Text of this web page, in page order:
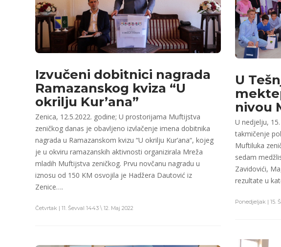
U
nivou
U nedjelju,
takmičenje
Muftiluka
sedam
Zavidovići,
rezultate u
Ponedjeljak | 15.
Izvučeni dobitnici nagrada
Ramazanskog kviza “U
okrilju Kur’ana”
Zenica, 12.5.2022. godine; U prostorijama Muftijstva
zeničkog danas je obavljeno izvlačenje imena dobitnika
nagrada u Ramazanskom kvizu “U okrilju Kur’ana“, kojeg
je u okviru ramazanskih aktivnosti organizirala Mreža
mladih Muftijstva zeničkog. Prvu novčanu nagradu u
iznosu od 150 KM osvojila je Hadžera Dautović iz
Zenice….
Četvrtak | 11. Ševval 1443 \ 12. Maj 2022